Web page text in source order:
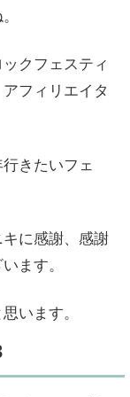
クフェスティ
フィリエイタ
きたいフェ
に感謝、感謝
ます。
います。